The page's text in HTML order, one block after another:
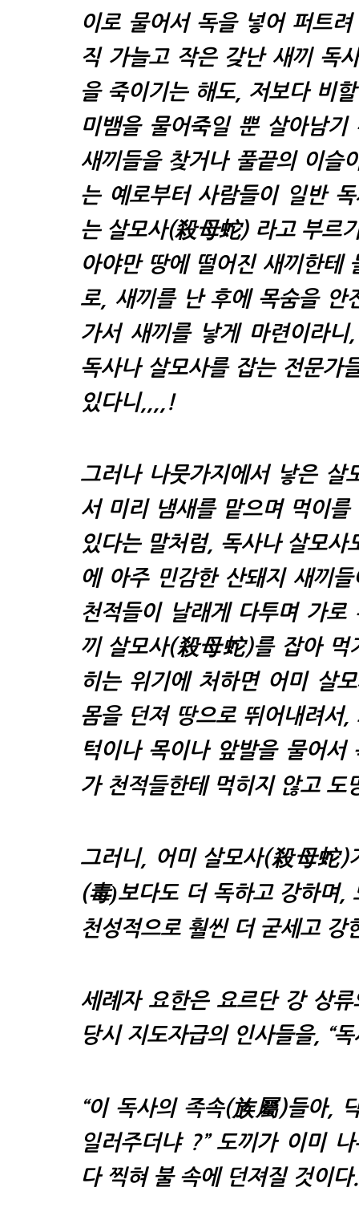
이로 물어서 독을 넣어 퍼트
직 가늘고 작은 갖난 새끼 독
을 죽이기는 해도, 저보다 비
미뱀을 물어죽일 뿐 살아남
새끼들을 찾거나 풀끝의 이슬
는 예로부터 사람들이 일반
는 살모사(殺母蛇) 라고 부르
아야만 땅에 떨어진 새끼한테
로, 새끼를 난 후에 목숨을 안
가서 새끼를 낳게 마련이라
독사나 살모사를 잡는 전문가
있다니,,,,!
그러나 나뭇가지에서 낳은 살
서 미리 냄새를 맡으며 먹이
있다는 말처럼, 독사나 살모
에 아주 민감한 산돼지 새끼
천적들이 날래게 다투며 가
끼 살모사(殺母蛇)를 잡아 먹
히는 위기에 처하면 어미 살
몸을 던져 땅으로 뛰어내려서
턱이나 목이나 앞발을 물어서
가 천적들한테 먹히지 않고 도
그러니, 어미 살모사(殺母蛇)
(毒)보다도 더 독하고 강하며,
천성적으로 훨씬 더 굳세고 강
세례자 요한은 요르단 강 상
당시 지도자급의 인사들을, “
“이 독사의 족속(族屬)들아,
일러주더냐 ?” 도끼가 이미
다 찍혀 불 속에 던져질 것이다